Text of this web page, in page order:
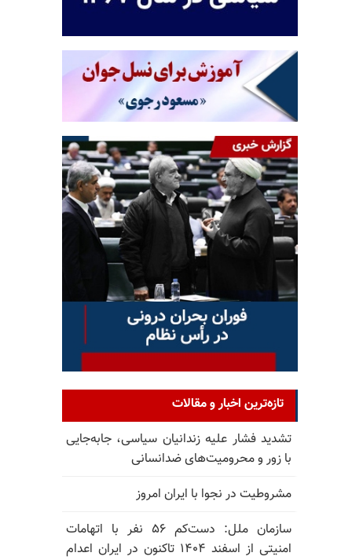
تازه‌ترین اخبار و مقالات
تشدید فشار علیه زندانیان سیاسی، جابه‌جایی
با زور و محرومیت‌های ضدانسانی
مشروطیت در نجوا با ایران امروز
سازمان ملل: دست‌کم ۵۶ نفر با اتهامات
امنیتی از اسفند ۱۴۰۴ تاکنون در ایران اعدام